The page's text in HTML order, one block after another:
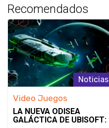
Recomendados
Noticias
Video Juegos
LA NUEVA ODISEA
GALÁCTICA DE UBISOFT: